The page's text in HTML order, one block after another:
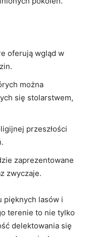
oferują wgląd w
można⁣
się ‍stolarstwem,
przeszłości
zaprezentowane
zwyczaje.
pięknych lasów i
terenie to nie ‍tylko
delektowania się‍